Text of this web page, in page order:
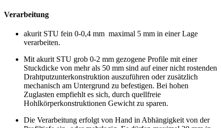
Verarbeitung
akurit STU fein 0-0,4 mm maximal 5 mm in einer Lage
verarbeiten.
Mit akurit STU grob 0-2 mm gezogene Profile mit einer
Stuckdicke von mehr als 50 mm sind auf einer nicht rostenden
Drahtputzunterkonstruktion auszuführen oder zusätzlich
mechanisch am Untergrund zu befestigen. Bei hohen
Zuglasten empfiehlt es sich, durch quellfreie
Hohlkörperkonstruktionen Gewicht zu sparen.
Die Verarbeitung erfolgt von Hand in Abhängigkeit von der